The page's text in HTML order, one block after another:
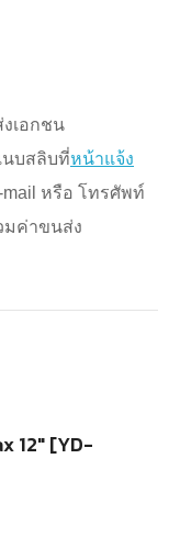
เอกชน
นบสลิบที่หน้าแจ้ง
หรือ โทรศัพท์
มค่าขนส่ง
12" [YD-